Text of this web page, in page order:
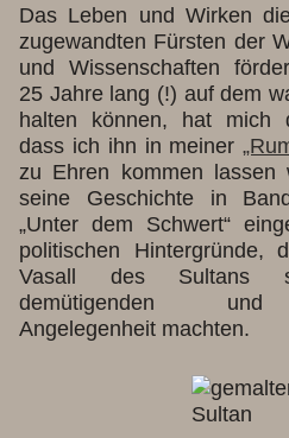
Das Leben und Wirken
zugewandten Fürsten der
und Wissenschaften
25 Jahre lang (!) auf dem
halten können, hat mich
dass ich ihn in meiner
zu Ehren kommen lassen
seine Geschichte in
„Unter dem Schwert“
politischen Hintergründe,
Vasall des Sultans
demütigenden und
Angelegenheit machten.